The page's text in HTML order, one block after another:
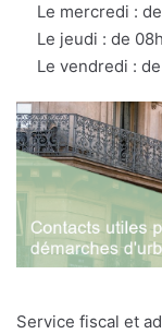
Le mercredi :
Le jeudi : de
Le vendredi :
Service fiscal et